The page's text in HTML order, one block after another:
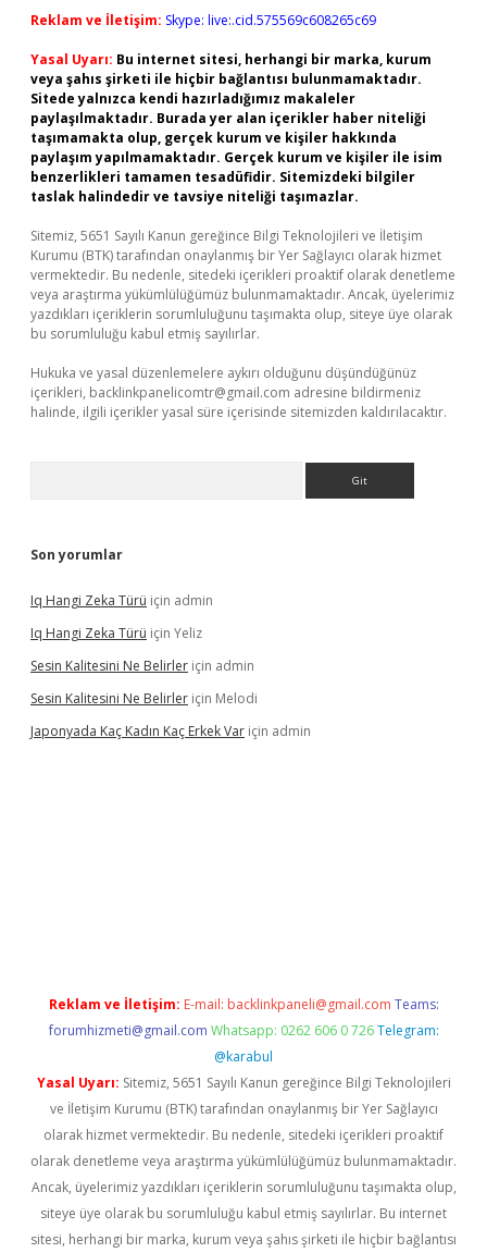
Reklam ve İletişim: Skype: live:.cid.575569c608265c69
Yasal Uyarı: Bu internet sitesi, herhangi bir marka, kurum
veya şahıs şirketi ile hiçbir bağlantısı bulunmamaktadır.
Sitede yalnızca kendi hazırladığımız makaleler
paylaşılmaktadır. Burada yer alan içerikler haber niteliği
taşımamakta olup, gerçek kurum ve kişiler hakkında
paylaşım yapılmamaktadır. Gerçek kurum ve kişiler ile isim
benzerlikleri tamamen tesadüfidir. Sitemizdeki bilgiler
taslak halindedir ve tavsiye niteliği taşımazlar.
Sitemiz, 5651 Sayılı Kanun gereğince Bilgi Teknolojileri ve İletişim
Kurumu (BTK) tarafından onaylanmış bir Yer Sağlayıcı olarak hizmet
vermektedir. Bu nedenle, sitedeki içerikleri proaktif olarak denetleme
veya araştırma yükümlülüğümüz bulunmamaktadır. Ancak, üyelerimiz
yazdıkları içeriklerin sorumluluğunu taşımakta olup, siteye üye olarak
bu sorumluluğu kabul etmiş sayılırlar.
Hukuka ve yasal düzenlemelere aykırı olduğunu düşündüğünüz
içerikleri, backlinkpanelicomtr@gmail.com adresine bildirmeniz
halinde, ilgili içerikler yasal süre içerisinde sitemizden kaldırılacaktır.
Son yorumlar
Iq Hangi Zeka Türü için admin
Iq Hangi Zeka Türü için Yeliz
Sesin Kalitesini Ne Belirler için admin
Sesin Kalitesini Ne Belirler için Melodi
Japonyada Kaç Kadın Kaç Erkek Var için admin
Reklam ve İletişim: E-mail: backlinkpaneli@gmail.com Teams:
forumhizmeti@gmail.com Whatsapp: 0262 606 0 726 Telegram:
@karabul
Yasal Uyarı: Sitemiz, 5651 Sayılı Kanun gereğince Bilgi Teknolojileri
ve İletişim Kurumu (BTK) tarafından onaylanmış bir Yer Sağlayıcı
olarak hizmet vermektedir. Bu nedenle, sitedeki içerikleri proaktif
olarak denetleme veya araştırma yükümlülüğümüz bulunmamaktadır.
Ancak, üyelerimiz yazdıkları içeriklerin sorumluluğunu taşımakta olup,
siteye üye olarak bu sorumluluğu kabul etmiş sayılırlar. Bu internet
sitesi, herhangi bir marka, kurum veya şahıs şirketi ile hiçbir bağlantısı